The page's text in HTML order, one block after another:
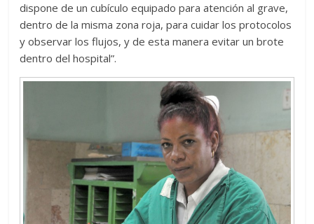
dispone de un cubículo equipado para atención al grave,
dentro de la misma zona roja, para cuidar los protocolos
y observar los flujos, y de esta manera evitar un brote
dentro del hospital”.